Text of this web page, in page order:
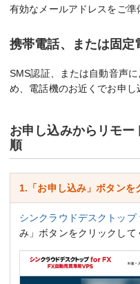
有効なメールアドレスをご準
携帯電話、または固定
SMS認証、または自動音声
め、電話機のお近くでお申し
お申し込みからリモ
順
1.「お申し込み」ボタンを
シンクラウドデスクトッ
み」ボタンをクリックして